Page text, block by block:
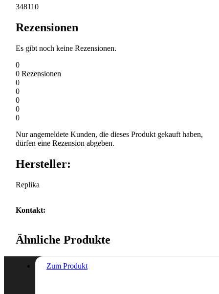
348110
Rezensionen
Es gibt noch keine Rezensionen.
0
0 Rezensionen
0
0
0
0
0
Nur angemeldete Kunden, die dieses Produkt gekauft haben,
dürfen eine Rezension abgeben.
Hersteller:
Replika
Kontakt:
Ähnliche Produkte
Zum Produkt